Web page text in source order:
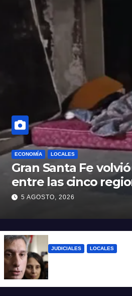
ECONOMÍA LOCALES
Gran Santa Fe
entre las cinco
pobreza del país
5 AGOSTO, 2026
JUDICIALES LOCALES
ético y ratificó que